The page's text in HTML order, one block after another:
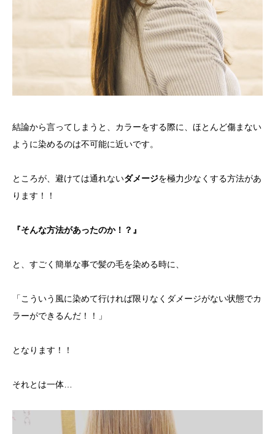
結論から言ってしまうと、カラーをする際に、ほとんど傷まない
ように染めるのは不可能に近いです。
ところが、避けては通れないダメージを極力少なくする方法があ
ります！！
『そんな方法があったのか！？』
と、すごく簡単な事で髪の毛を染める時に、
「こういう風に染めて行ければ限りなくダメージがない状態でカ
ラーができるんだ！！」
となります！！
それとは一体…